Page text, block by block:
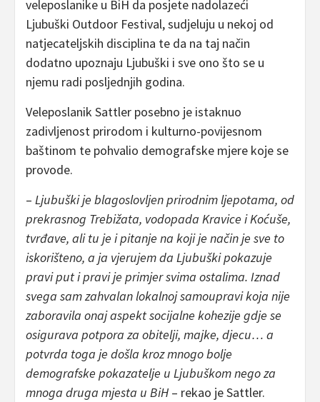
veleposlanike u BiH da posjete nadolazeći
Ljubuški Outdoor Festival, sudjeluju u nekoj od
natjecateljskih disciplina te da na taj način
dodatno upoznaju Ljubuški i sve ono što se u
njemu radi posljednjih godina.
Veleposlanik Sattler posebno je istaknuo
zadivljenost prirodom i kulturno-povijesnom
baštinom te pohvalio demografske mjere koje se
provode.
– Ljubuški je blagoslovljen prirodnim ljepotama, od
prekrasnog Trebižata, vodopada Kravice i Koćuše,
tvrđave, ali tu je i pitanje na koji je način je sve to
iskorišteno, a ja vjerujem da Ljubuški pokazuje
pravi put i pravi je primjer svima ostalima. Iznad
svega sam zahvalan lokalnoj samoupravi koja nije
zaboravila onaj aspekt socijalne kohezije gdje se
osigurava potpora za obitelji, majke, djecu… a
potvrda toga je došla kroz mnogo bolje
demografske pokazatelje u Ljubuškom nego za
mnoga druga mjesta u BiH – rekao je Sattler.